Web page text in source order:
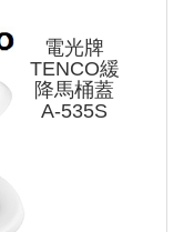
電光牌
TENCO緩
降馬桶蓋
A-535S